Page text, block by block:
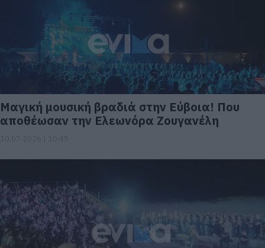
Μαγική μουσική βραδιά στην Εύβοια! Που
αποθέωσαν την Ελεωνόρα Ζουγανέλη